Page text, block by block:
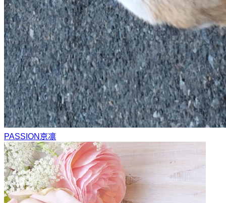
PASSION 京凛